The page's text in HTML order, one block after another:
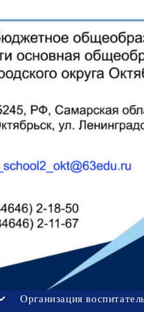
Организация